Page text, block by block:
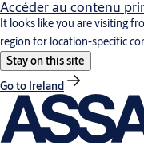
Accéder au contenu
It looks like you are visiting
region for location-specific
Stay on this site
Go to Ireland